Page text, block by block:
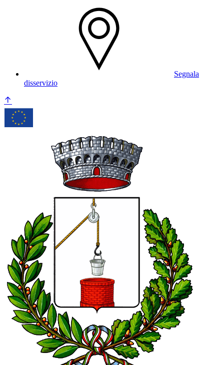
Segnala
disservizio